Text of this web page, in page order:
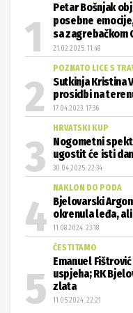
Petar Bošnjak
posebne
sa zagrebačkom
21.02.2025. 11:48
POZNATO LICE S
Sutkinja Kristina
prosidbi na
17.04.2023. 17:36
HRVATSKI KUP
Nogometni
ugostit će isti
30.04.2025. 22:34
NAKLON DO PODA
Bjelovarski
okrenula leđa,
11.08.2024. 23:18
ČESTITAMO
Emanuel
uspjeha; RK
zlata
11.05.2024. 22:21